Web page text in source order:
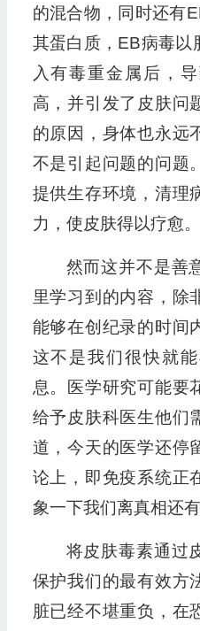
的混合物，同时还有
其蛋白质，EB病毒以
入有毒重金属后，
高，并引发了皮肤问
的原因，身体也永远
不是引起问题的问题
提供生存环境，清理
力，使皮肤得以疗愈。
然而这并不是善
里学习到的内容，除
能够在创纪录的时间
这不是我们很快就
息。医学研究可能要
给予皮肤科医生他们
道，今天的医学还停
论上，即免疫系统正
象一下我们离真相还有
将皮肤毒素通过
保护我们的最有效方
脏已经不堪重负，在